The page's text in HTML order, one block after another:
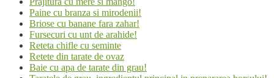
Paine cu branza si mirodenii!
Briose cu banane fara zahar!
Fursecuri cu unt de arahide!
Reteta chifle cu seminte
Retete din tarate de ovaz
Baie cu apa de tarate din grau!